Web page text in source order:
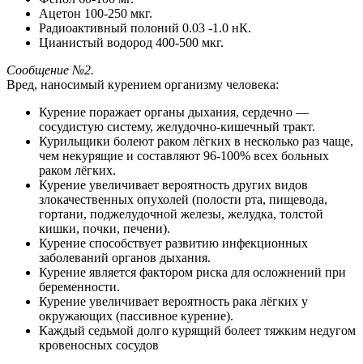
Ацетон 100-250 мкг.
Радиоактивный полоний 0.03 -1.0 нК.
Цианистый водород 400-500 мкг.
Сообщение №2.
Вред, наносимый курением организму человека:
Курение поражает органы дыхания, сердечно —
сосудистую систему, желудочно-кишечный тракт.
Курильщики болеют раком лёгких в несколько раз чаще,
чем некурящие и составляют 96-100% всех больных
раком лёгких.
Курение увеличивает вероятность других видов
злокачественных опухолей (полости рта, пищевода,
гортани, поджелудочной железы, желудка, толстой
кишки, почки, печени).
Курение способствует развитию инфекционных
заболеваний органов дыхания.
Курение является фактором риска для осложнений при
беременности.
Курение увеличивает вероятность рака лёгких у
окружающих (пассивное курение).
Каждый седьмой долго курящий болеет тяжким недугом
кровеносных сосудов